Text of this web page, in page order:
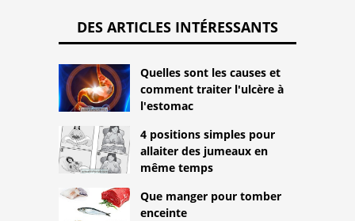
DES ARTICLES INTÉRESSANTS
Quelles sont les causes et
comment traiter l'ulcère à
l'estomac
4 positions simples pour
allaiter des jumeaux en
même temps
Que manger pour tomber
enceinte